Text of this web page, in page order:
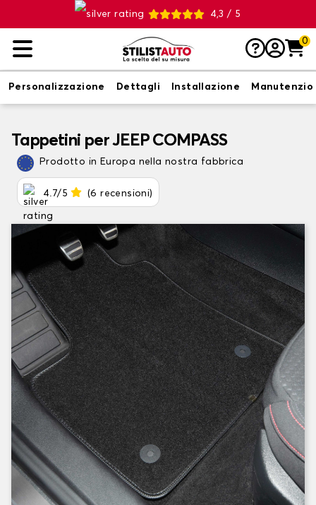
4,3 / 5
0
Personalizzazione Dettagli Installazione
Tappetini per JEEP COMPASS
Prodotto in Europa nella nostra fabbrica
4.7/5 (6 recensioni)